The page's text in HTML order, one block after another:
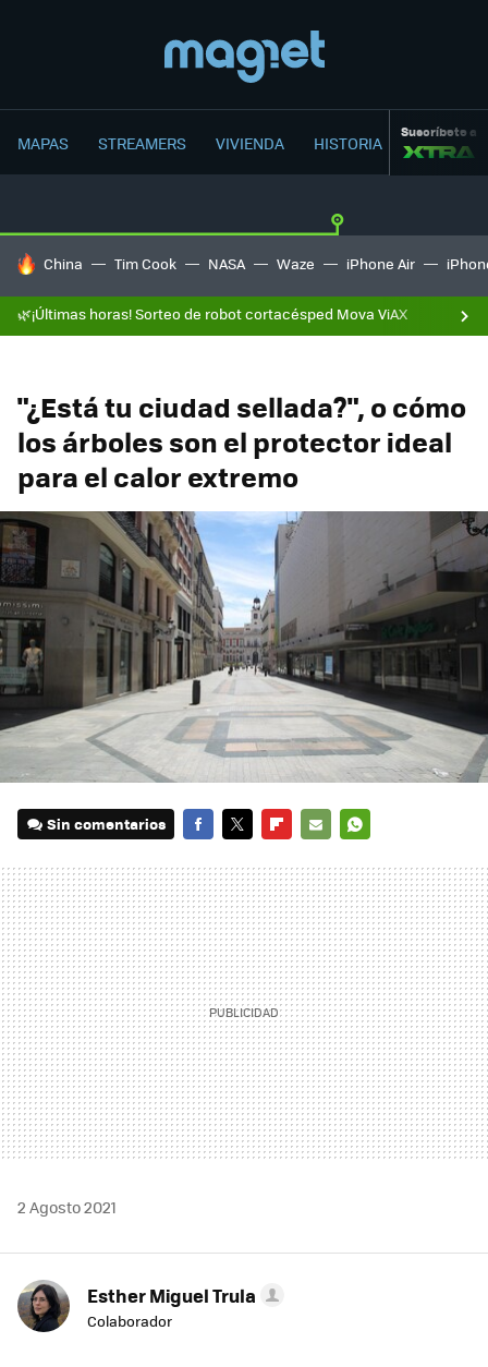
MAPAS STREAMERS VIVIENDA HISTORIA Suscríbete a
HOY SE HABLA DE
China Tim Cook NASA Waze iPhone Air
🌿¡Últimas horas! Sorteo de robot cortacésped Mova ViAX
"¿Está tu ciudad sellada?", o cómo
los árboles son el protector ideal
para el calor extremo
Sin comentarios
MAIL
2 Agosto 2021
Esther Miguel Trula
Colaborador